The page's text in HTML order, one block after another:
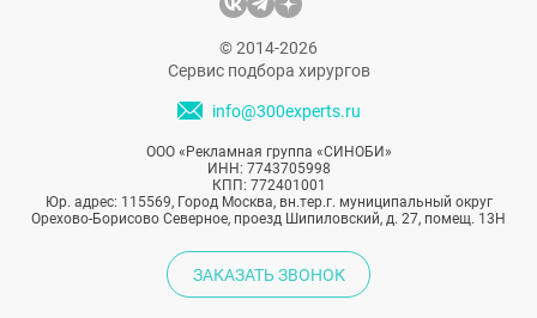
© 2014-2026
Сервис подбора хирургов
info@300experts.ru
ООО «Рекламная группа «СИНОБИ»
ИНН: 7743705998
КПП: 772401001
Юр. адрес: 115569, Город Москва, вн.тер.г. муниципальный округ
Орехово-Борисово Северное, проезд Шипиловский, д. 27, помещ. 13Н
ЗАКАЗАТЬ ЗВОНОК